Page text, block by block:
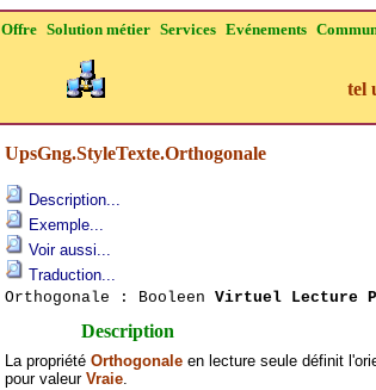
Offre Solution métier Services Evénements
tel
UpsGng.StyleTexte.Orthogonale
Description...
Exemple...
Voir aussi...
Traduction...
Orthogonale : Booleen Virtuel Lecture
Description
La propriété Orthogonaleen lecture seule définit
pour valeur Vraie.